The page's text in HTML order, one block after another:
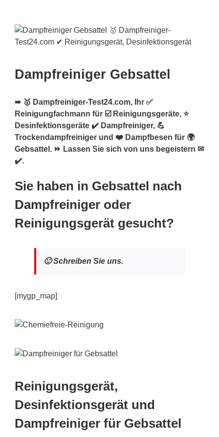
Dampfreiniger Gebsattel
➨ 🥇 Dampfreiniger-Test24.com, Ihr ✅
Reinigungfachmann für ☑️ Reinigungsgeräte, ⭐
Desinfektionsgeräte ✔️ Dampfreiniger, 💪
Trockendampfreiniger und ❤️ Dampfbesen für 🌍
Gebsattel. ⏩ Lassen Sie sich von uns begeistern ✉
✔️.
Sie haben in Gebsattel nach
Dampfreiniger oder
Reinigungsgerät gesucht?
🙂 Schreiben Sie uns.
[mygp_map]
Reinigungsgerät,
Desinfektionsgerät und
Dampfreiniger für Gebsattel